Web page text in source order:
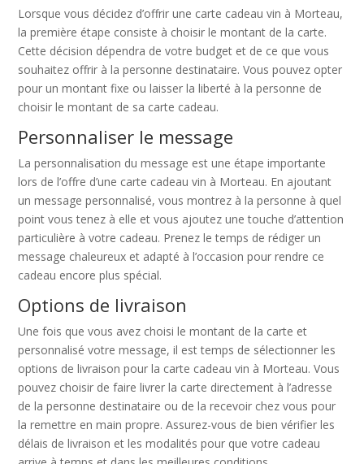
Lorsque vous décidez d’offrir une carte cadeau vin à Morteau,
la première étape consiste à choisir le montant de la carte.
Cette décision dépendra de votre budget et de ce que vous
souhaitez offrir à la personne destinataire. Vous pouvez opter
pour un montant fixe ou laisser la liberté à la personne de
choisir le montant de sa carte cadeau.
Personnaliser le message
La personnalisation du message est une étape importante
lors de l’offre d’une carte cadeau vin à Morteau. En ajoutant
un message personnalisé, vous montrez à la personne à quel
point vous tenez à elle et vous ajoutez une touche d’attention
particulière à votre cadeau. Prenez le temps de rédiger un
message chaleureux et adapté à l’occasion pour rendre ce
cadeau encore plus spécial.
Options de livraison
Une fois que vous avez choisi le montant de la carte et
personnalisé votre message, il est temps de sélectionner les
options de livraison pour la carte cadeau vin à Morteau. Vous
pouvez choisir de faire livrer la carte directement à l’adresse
de la personne destinataire ou de la recevoir chez vous pour
la remettre en main propre. Assurez-vous de bien vérifier les
délais de livraison et les modalités pour que votre cadeau